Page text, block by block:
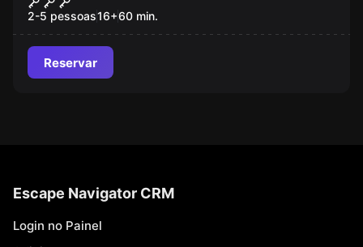
2-5 pessoas16+60 min.
Reservar
Escape Navigator CRM
Login no Painel